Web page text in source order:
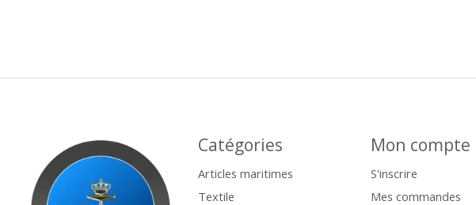
Catégories
Articles maritimes
Textile
Mon compte
S'inscrire
Mes commandes